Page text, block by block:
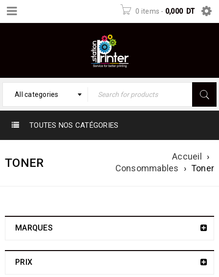
0 items - 0,000 DT
All categories
TOUTES NOS CATÉGORIES
TONER Accueil
›
Consommables
› Toner
MARQUES
PRIX